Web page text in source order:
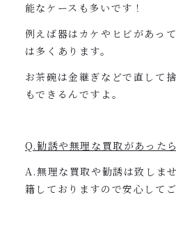
能なケースも多いです！
例えば器はカケやヒビがあっ
は多くあります。
お茶碗は金継ぎなどで直して
もできるんですよ。
Q.勧誘や無理な買取があったら
A.無理な買取や勧誘は致しま
籍しておりますので安心して